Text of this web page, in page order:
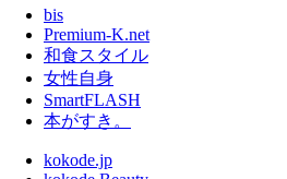
bis
Premium-K.net
和食スタイル
女性自身
SmartFLASH
本がすき。
kokode.jp